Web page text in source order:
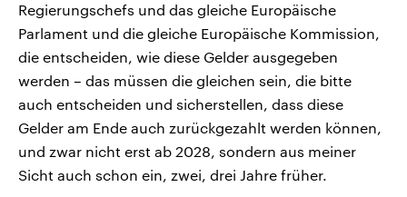
Regierungschefs und das gleiche Europäische
Parlament und die gleiche Europäische Kommission,
die entscheiden, wie diese Gelder ausgegeben
werden – das müssen die gleichen sein, die bitte
auch entscheiden und sicherstellen, dass diese
Gelder am Ende auch zurückgezahlt werden können,
und zwar nicht erst ab 2028, sondern aus meiner
Sicht auch schon ein, zwei, drei Jahre früher.